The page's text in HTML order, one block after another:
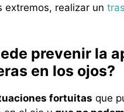
extremos, realizar un
prevenir la
en los ojos?
fortuitas que